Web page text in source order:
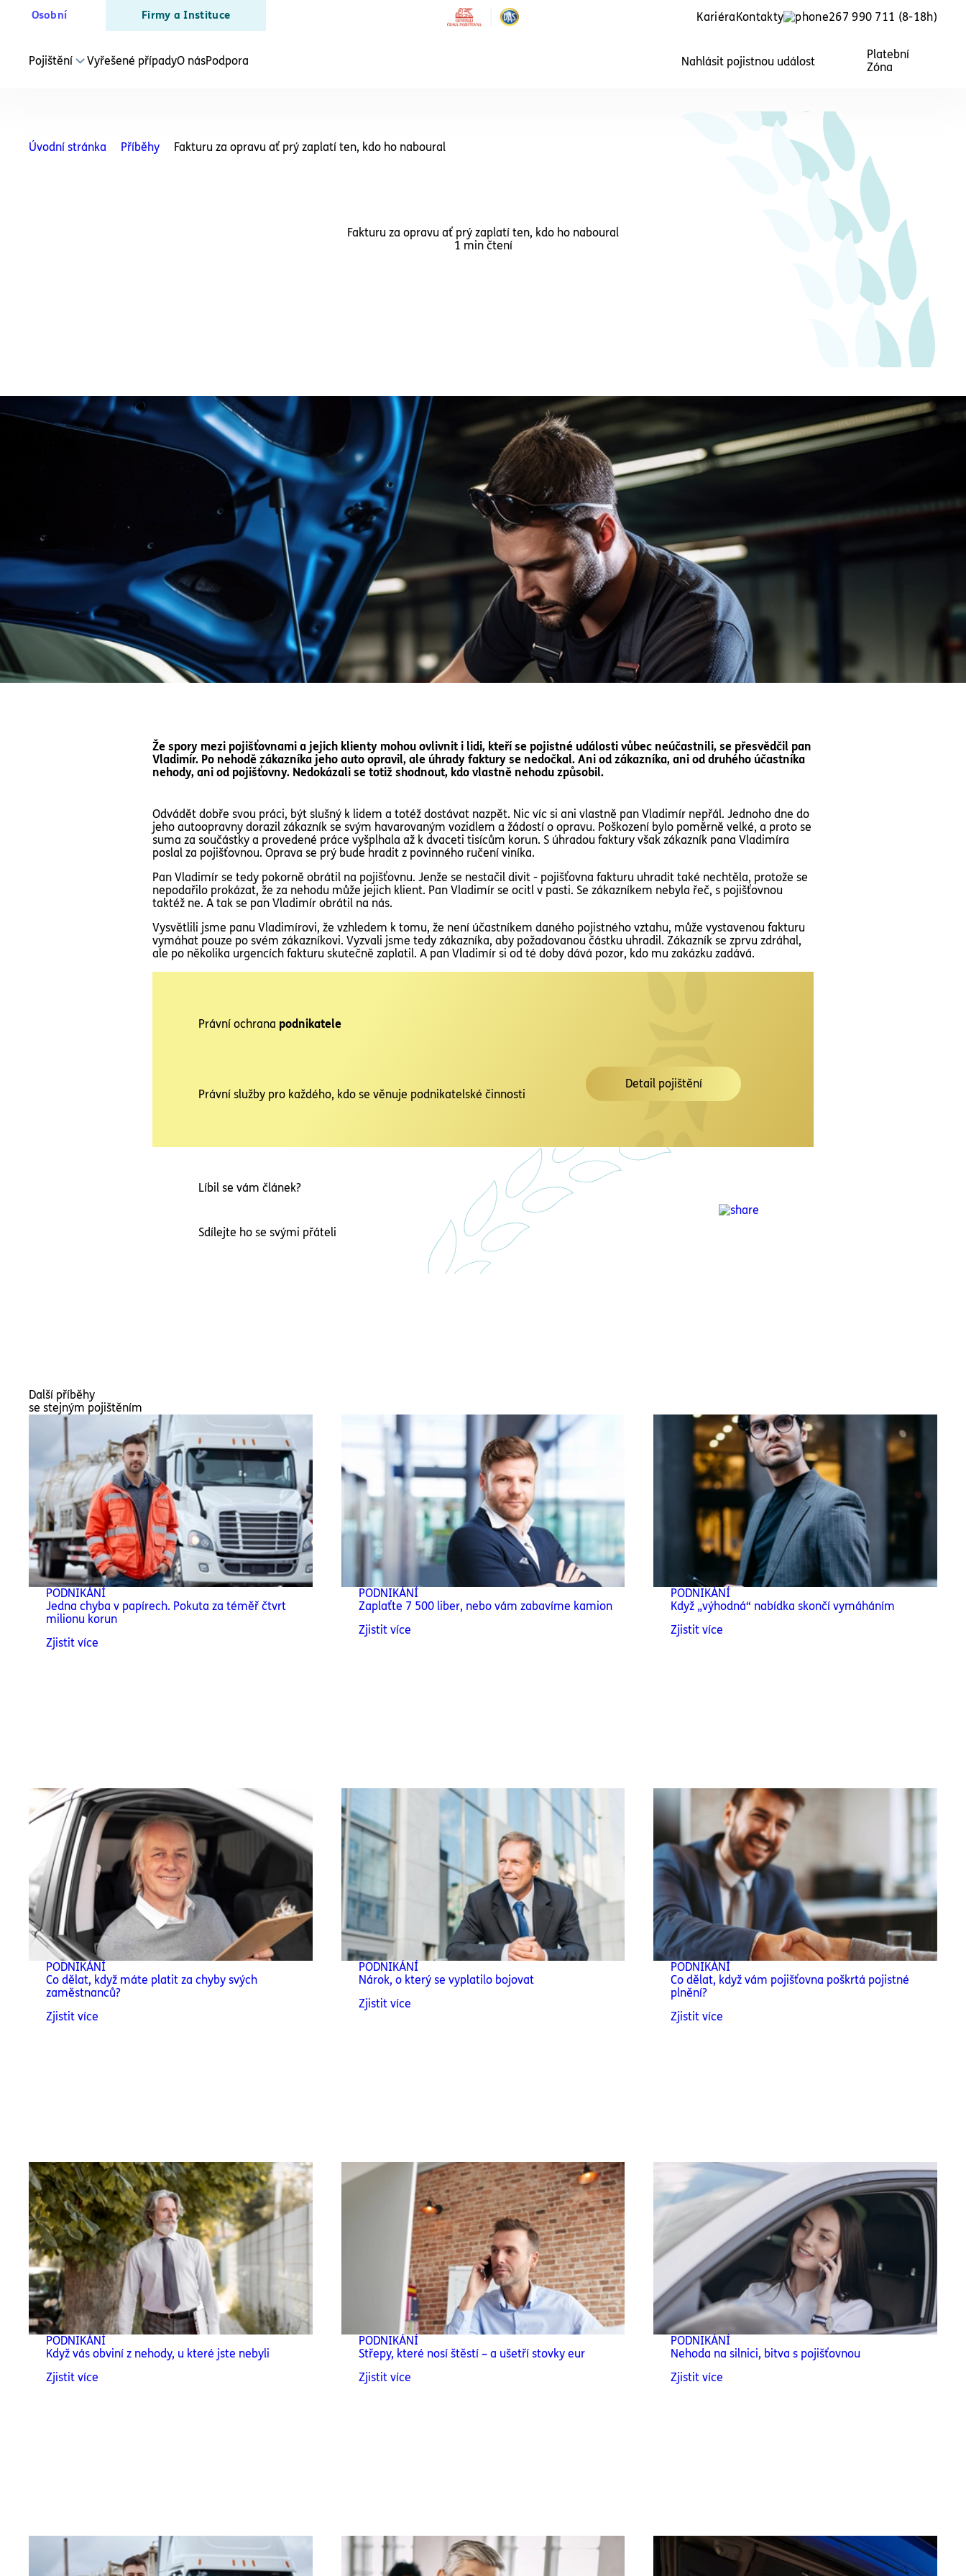
Osobní Firmy a Instituce KariéraKontakty 267 990 711 (8-18h)
Pojištění
Živnostníka a OSVČ
Školy a školky
Právní služby pro školy a školky,
Právní ochrana pro obce
Právní služby pro obce, starosty a
členy zastupitelstev obcí.
Slide 2 of 2
Vyřešené případyO násPodpora Nahlásit pojistnou událost
Platební
Zóna
Úvodní stránka Příběhy Fakturu za opravu ať prý zaplatí ten, kdo ho naboural
Fakturu za opravu ať prý zaplatí ten, kdo ho naboural
1 min čtení
Že spory mezi pojišťovnami a jejich klienty mohou ovlivnit i lidi, kteří se pojistné události vůbec neúčastnili, se přesvědčil pan
Vladimír. Po nehodě zákazníka jeho auto opravil, ale úhrady faktury se nedočkal. Ani od zákazníka, ani od druhého účastníka
nehody, ani od pojišťovny. Nedokázali se totiž shodnout, kdo vlastně nehodu způsobil.
Odvádět dobře svou práci, být slušný k lidem a totéž dostávat nazpět. Nic víc si ani vlastně pan Vladimír nepřál. Jednoho dne do
jeho autoopravny dorazil zákazník se svým havarovaným vozidlem a žádostí o opravu. Poškození bylo poměrně velké, a proto se
suma za součástky a provedené práce vyšplhala až k dvaceti tisícům korun. S úhradou faktury však zákazník pana Vladimíra
poslal za pojišťovnou. Oprava se prý bude hradit z povinného ručení viníka.
Pan Vladimír se tedy pokorně obrátil na pojišťovnu. Jenže se nestačil divit - pojišťovna fakturu uhradit také nechtěla, protože se
nepodařilo prokázat, že za nehodu může jejich klient. Pan Vladimír se ocitl v pasti. Se zákazníkem nebyla řeč, s pojišťovnou
taktéž ne. A tak se pan Vladimír obrátil na nás.
Vysvětlili jsme panu Vladimírovi, že vzhledem k tomu, že není účastníkem daného pojistného vztahu, může vystavenou fakturu
vymáhat pouze po svém zákazníkovi. Vyzvali jsme tedy zákazníka, aby požadovanou částku uhradil. Zákazník se zprvu zdráhal,
ale po několika urgencích fakturu skutečně zaplatil. A pan Vladimír si od té doby dává pozor, kdo mu zakázku zadává.
Právní ochrana podnikatele
Právní služby pro každého, kdo se věnuje podnikatelské činnosti
Detail pojištění
Líbil se vám článek?
Sdílejte ho se svými přáteli
Další příběhy
se stejným pojištěním
PODNIKÁNÍ
Jedna chyba v papírech. Pokuta za téměř čtvrt
milionu korun
Zjistit více
PODNIKÁNÍ
Zaplaťte 7 500 liber, nebo vám zabavíme kamion
Zjistit více
PODNIKÁNÍ
Když „výhodná“ nabídka skončí vymáháním
Zjistit více
PODNIKÁNÍ
Co dělat, když máte platit za chyby svých
zaměstnanců?
Zjistit více
PODNIKÁNÍ
Nárok, o který se vyplatilo bojovat
Zjistit více
PODNIKÁNÍ
Co dělat, když vám pojišťovna poškrtá pojistné
plnění?
Zjistit více
PODNIKÁNÍ
Když vás obviní z nehody, u které jste nebyli
Zjistit více
PODNIKÁNÍ
Střepy, které nosí štěstí – a ušetří stovky eur
Zjistit více
PODNIKÁNÍ
Nehoda na silnici, bitva s pojišťovnou
Zjistit více